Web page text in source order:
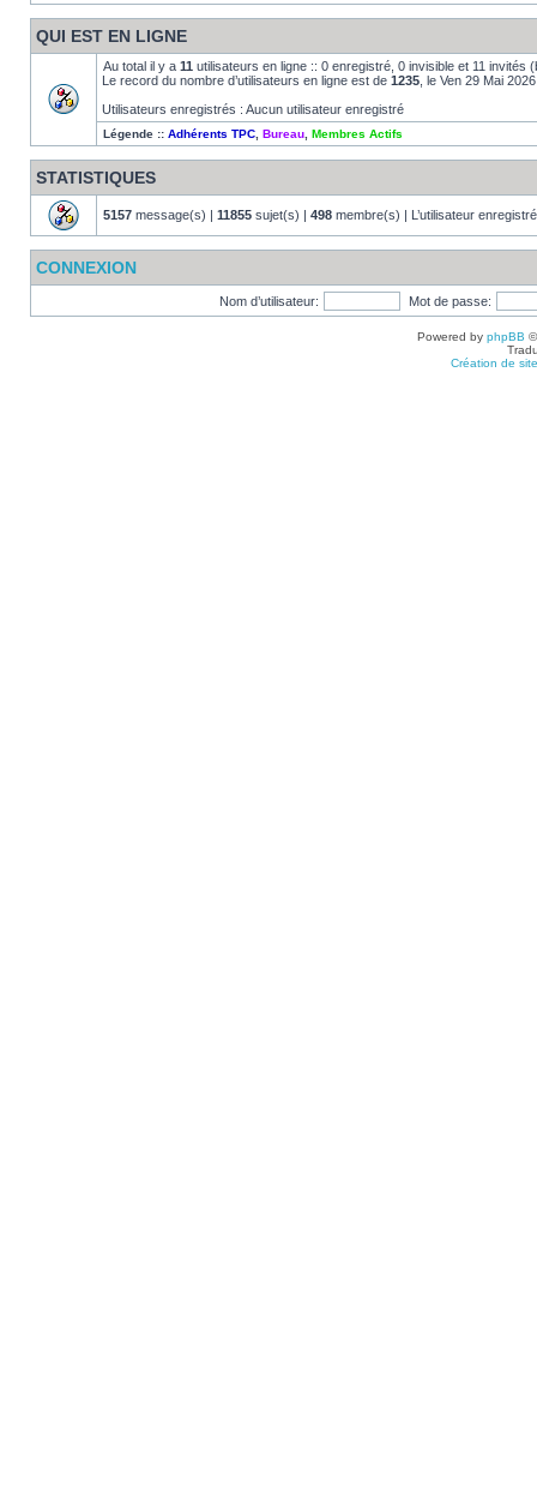
QUI EST EN LIGNE
Au total il y a 11 utilisateurs en ligne :: 0 enregistré, 0 invisible et 11
Le record du nombre d’utilisateurs en ligne est de 1235 , le Ven 29 Mai
Utilisateurs enregistrés : Aucun utilisateur enregistré
Légende :: Adhérents TPC Bureau Membres Actifs
STATISTIQUES
5157 message(s) | 11855 sujet(s) | 498 membre(s) | L’utilisateur
CONNEXION
Nom d’utilisateur: Mot de passe:
Powered by phpBB
Création de